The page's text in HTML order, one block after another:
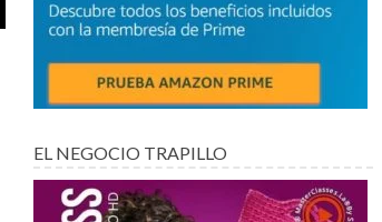
EL NEGOCIO TRAPILLO